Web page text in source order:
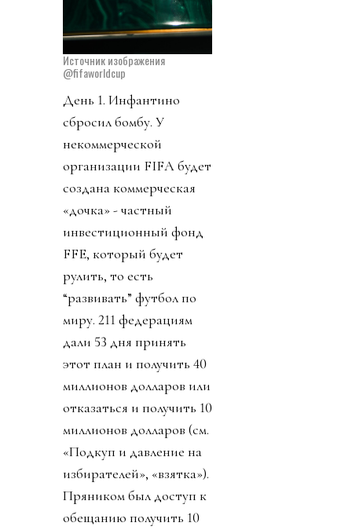
Источник изображения
@fifaworldcup
День 1. Инфантино
сбросил бомбу. У
некоммерческой
организации FIFA будет
создана коммерческая
«дочка» - частный
инвестиционный фонд
FFE, который будет
рулить, то есть
“развивать” футбол по
миру. 211 федерациям
дали 53 дня принять
этот план и получить 40
миллионов долларов или
отказаться и получить 10
миллионов долларов (см.
«Подкуп и давление на
избирателей», «взятка»).
Пряником был доступ к
обещанию получить 10